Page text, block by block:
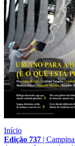
Início
Edição 737 |